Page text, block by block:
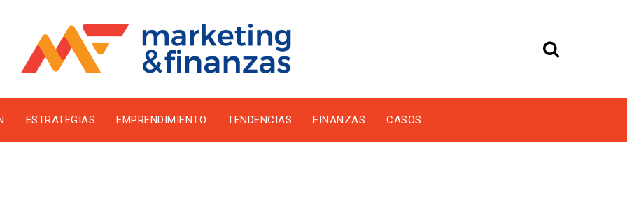
ESTRATEGIAS EMPRENDIMIENTO TENDENCIAS FINANZAS CASOS